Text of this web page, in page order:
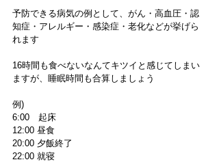
予防できる病気の例として、がん・高血圧・認
知症・アレルギー・感染症・老化などが挙げら
れます
16時間も食べないなんてキツイと感じてしまい
ますが、睡眠時間も合算しましょう
例)
6:00　起床
12:00 昼食
20:00 夕飯終了
22:00 就寝